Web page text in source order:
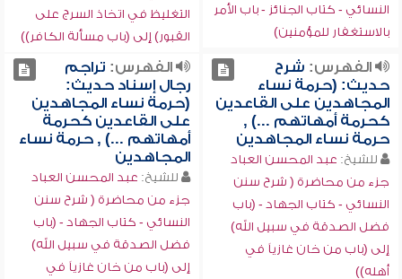
النسائي - كتاب الجنائز - باب الأمر
بالاستغفار للمؤمنين)
التغليظ في اتخاذ السرج على
القبور) إلى (باب مسألة الكافر))
الفهرس: شرح
حديث: (حرمة نساء
المجاهدين على القاعدين
كحرمة أمهاتهم ...) ,
حرمة نساء المجاهدين
للشيخ: عبد المحسن العباد
جزء من محاضرة ( شرح سنن
النسائي - كتاب الجهاد - (باب
فضل الصدقة في سبيل الله)
إلى (باب من خان غازياً في
أهله))
الفهرس: تراجم
رجال إسناد حديث:
(حرمة نساء المجاهدين
على القاعدين كحرمة
أمهاتهم ...) , حرمة نساء
المجاهدين
للشيخ: عبد المحسن العباد
جزء من محاضرة ( شرح سنن
النسائي - كتاب الجهاد - (باب
فضل الصدقة في سبيل الله)
إلى (باب من خان غازياً في